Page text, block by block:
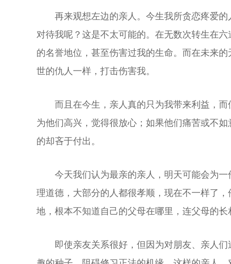
再来观想左边的亲人。今生我所贪恋疼爱
对待我呢？这是不太可能的。在无数次转生在
的名誉地位，甚至伤害过我的生命。而在未来
世的仇人一样，打击伤害我。
而且在今生，亲人真的只为我带来利益，
为他们高兴，觉得很放心；如果他们痛苦或不
的却吝于付出。
今天我们认为最亲的亲人，明天可能会为
理道德，大部分的人都很孝顺，现在不一样了
地，根本不知道自己的父母在哪里，连父母的长
即使亲友关系很好，但因为对朋友、亲人